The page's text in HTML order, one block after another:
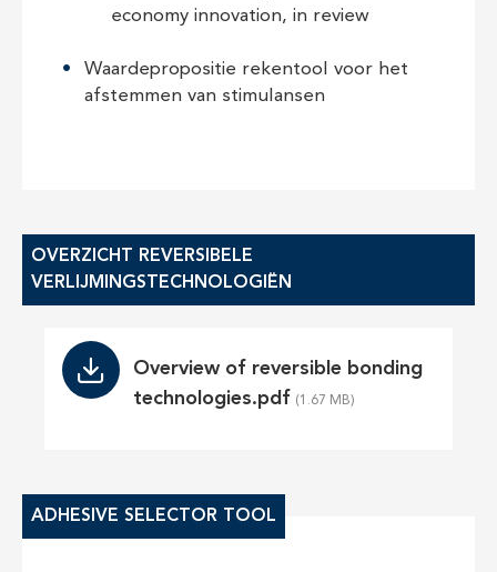
economy innovation, in review
Waardepropositie rekentool voor het
afstemmen van stimulansen
OVERZICHT REVERSIBELE
VERLIJMINGSTECHNOLOGIËN
File
Overview of reversible bonding
technologies.pdf
ADHESIVE SELECTOR TOOL